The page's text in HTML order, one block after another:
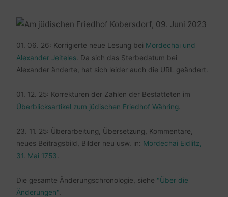
01. 06. 26: Korrigierte neue Lesung bei Mordechai und
Alexander Jeiteles . Da sich das Sterbedatum bei
Alexander änderte, hat sich leider auch die URL geändert.
01. 12. 25: Korrekturen der Zahlen der Bestatteten im
Überblicksartikel zum jüdischen Friedhof Währing
23. 11. 25: Überarbeitung, Übersetzung, Kommentare,
neues Beitragsbild, Bilder neu usw. in: Mordechai Eidlitz,
31. Mai 1753
Die gesamte Änderungschronologie, siehe "Über die
Änderungen".